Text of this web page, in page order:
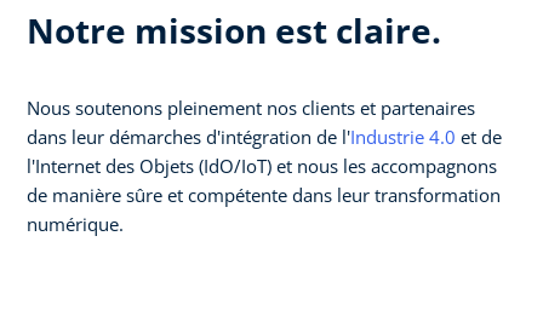
Notre mission est claire.
Nous soutenons pleinement nos clients et partenaires
dans leur démarches d'intégration de l'Industrie 4.0 et de
l'Internet des Objets (IdO/IoT) et nous les accompagnons
de manière sûre et compétente dans leur transformation
numérique.